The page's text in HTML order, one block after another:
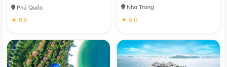
Phú Quốc
★ 5.0
Nha Trang
★ 5.0